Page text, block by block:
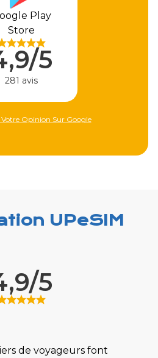
Store
5
310 avis
Avis Sur L'Apple Store
UPeSIM
5
de voyageurs font